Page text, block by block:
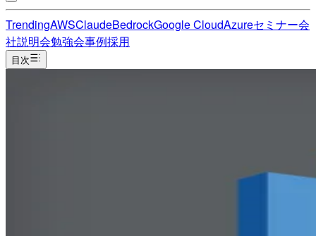
TrendingAWSClaudeBedrockGoogle CloudAzureセミナー会
社説明会勉強会事例採用
目次